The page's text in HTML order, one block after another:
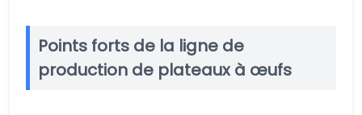
Points forts de la ligne de
production de plateaux à œufs